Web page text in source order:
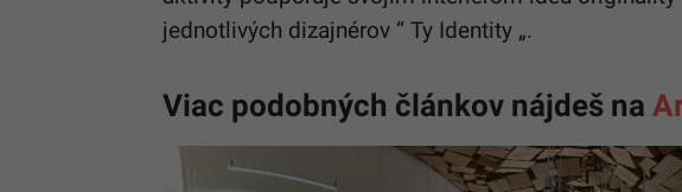
jednotlivých dizajnérov “ Ty Identity „.
Viac podobných článkov nájdeš na